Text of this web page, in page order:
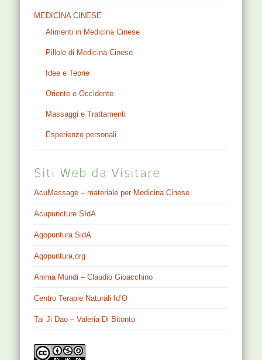
MEDICINA CINESE
Alimenti in Medicina Cinese
Pillole di Medicina Cinese
Idee e Teorie
Oriente e Occidente
Massaggi e Trattamenti
Esperienze personali
Siti Web da Visitare
AcuMassage – materiale per Medicina Cinese
Acupuncture SIdA
Agopuntura SidA
Agopuntura.org
Anima Mundi – Claudio Gioacchino
Centro Terapie Naturali Id’O
Tai Ji Dao – Valeria Di Bitonto